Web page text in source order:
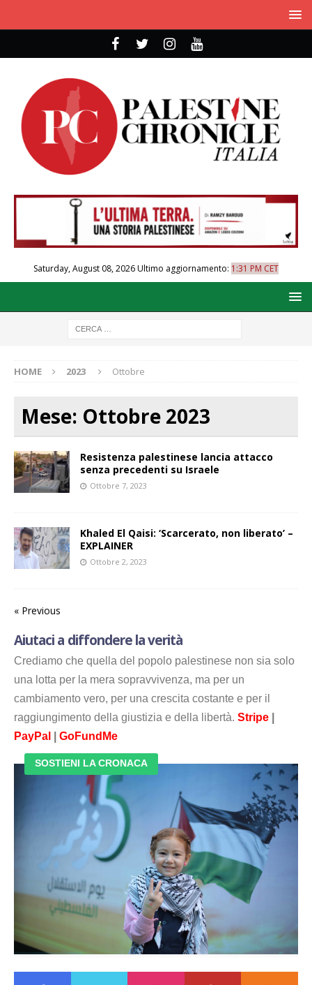
Saturday, August 08, 2026Ultimo aggiornamento: 1:31 PM CET
HOME 2023 Ottobre
Mese: Ottobre 2023
Resistenza palestinese lancia attacco
senza precedenti su Israele
Ottobre 7, 2023
Khaled El Qaisi: ‘Scarcerato, non liberato’ –
EXPLAINER
Ottobre 2, 2023
« Previous
Aiutaci a diffondere la verità
Crediamo che quella del popolo palestinese non sia solo
una lotta per la mera sopravvivenza, ma per un
cambiamento vero, per una crescita costante e per il
raggiungimento della giustizia e della libertà. Stripe
PayPal
GoFundMe
SOSTIENI LA CRONACA